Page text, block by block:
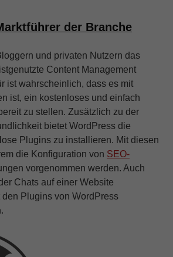
der Branche
und privaten Nutzern das
Content Management
ist wahrscheinlich, dass es mit
ist, ein kostenloses und einfach
zu stellen. Zusätzlich zu der
bietet WordPress die
Plugins zu installieren. Mit diesen
die Konfiguration von SEO-
vorgenommen werden. Auch
Chats auf einer Website
Plugins von WordPress